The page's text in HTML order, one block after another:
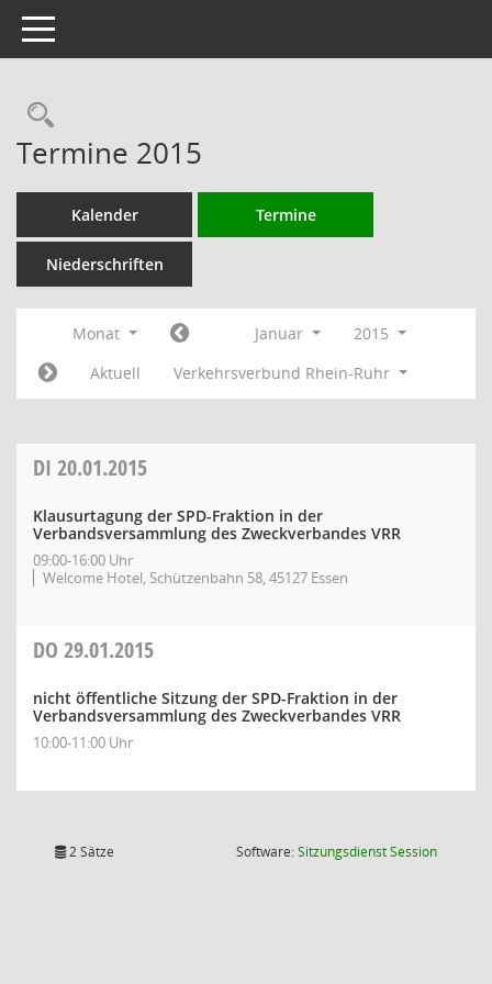
Toggle navigation
Rechercheauswahl
Termine 2015
Kalender Termine
Niederschriften
Monat Januar
2015
Aktuell
Verkehrsverbund Rhein-Ruhr
DI 20.01.2015
Klausurtagung der SPD-Fraktion in der
Verbandsversammlung des Zweckverbandes VRR
09:00-16:00 Uhr
Welcome Hotel, Schützenbahn 58, 45127 Essen
DO 29.01.2015
nicht öffentliche Sitzung der SPD-Fraktion in der
Verbandsversammlung des Zweckverbandes VRR
10:00-11:00 Uhr
2 Sätze Software:SitzungsdienstSession(Wird in